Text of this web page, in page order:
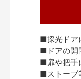
■採光ドア
■ドアの開
■扉や把手
■ストーブ